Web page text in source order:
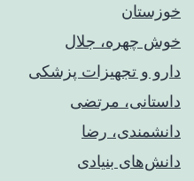
خوزستان
خوش چهره، جلال
دارو و تجهیزات پزشکی
داستانی، مرتضی
دانشمندی، رضا
دانش‌های بنیادی